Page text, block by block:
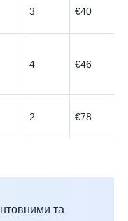
3 €40
4 €46
2 €78
та